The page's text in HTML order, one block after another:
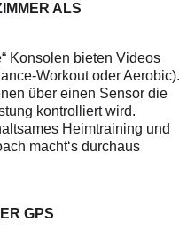
ALS
Konsolen bieten Videos
Workout oder Aerobic).
über einen Sensor die
kontrolliert wird.
Heimtraining und
macht‘s durchaus
GPS